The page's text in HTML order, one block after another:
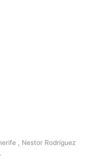
, Nestor Rodríguez